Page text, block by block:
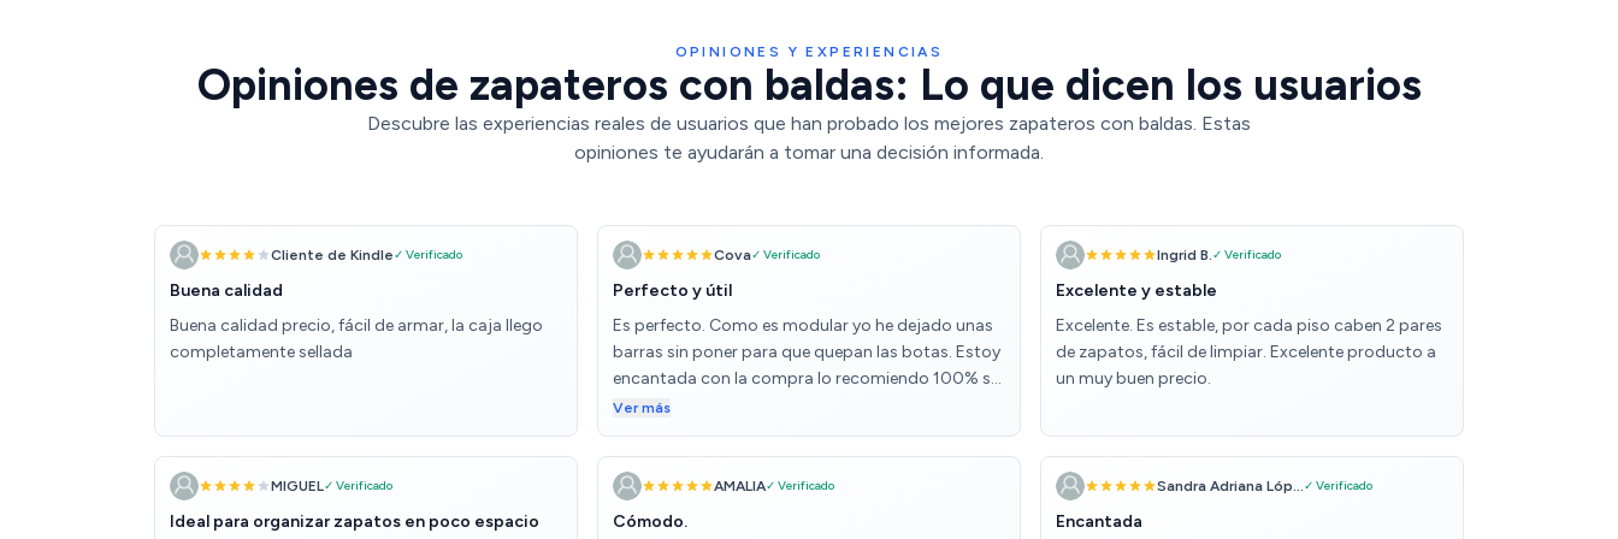
OPINIONES Y EXPERIENCIAS
Opiniones de zapateros con baldas: Lo que dicen los usuarios
Descubre las experiencias reales de usuarios que han probado los mejores zapateros con baldas. Estas
opiniones te ayudarán a tomar una decisión informada.
Cliente de Kindle✓ Verificado
Buena calidad
Buena calidad precio, fácil de armar, la caja llego
completamente sellada
Cova✓ Verificado
Perfecto y útil
Es perfecto. Como es modular yo he dejado unas
barras sin poner para que quepan las botas. Estoy
encantada con la compra lo recomiendo 100% se
mantiene muy estable y super sencillo de montar.
Ver más
Ingrid B. ✓ Verificado
Excelente y estable
Excelente. Es estable, por cada piso caben 2 pares
de zapatos, fácil de limpiar. Excelente producto a
un muy buen precio.
MIGUEL✓ Verificado
Ideal para organizar zapatos en poco espacio
AMALIA✓ Verificado
Cómodo.
Sandra Adriana Lóp... ✓ Verificado
Encantada